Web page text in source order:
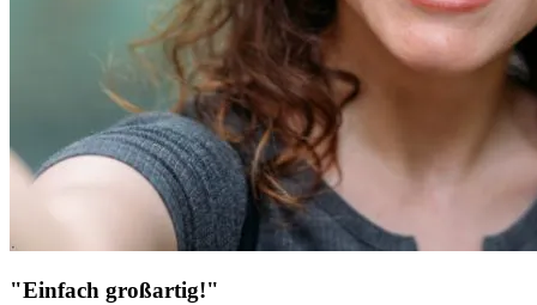
"Einfach großartig!"